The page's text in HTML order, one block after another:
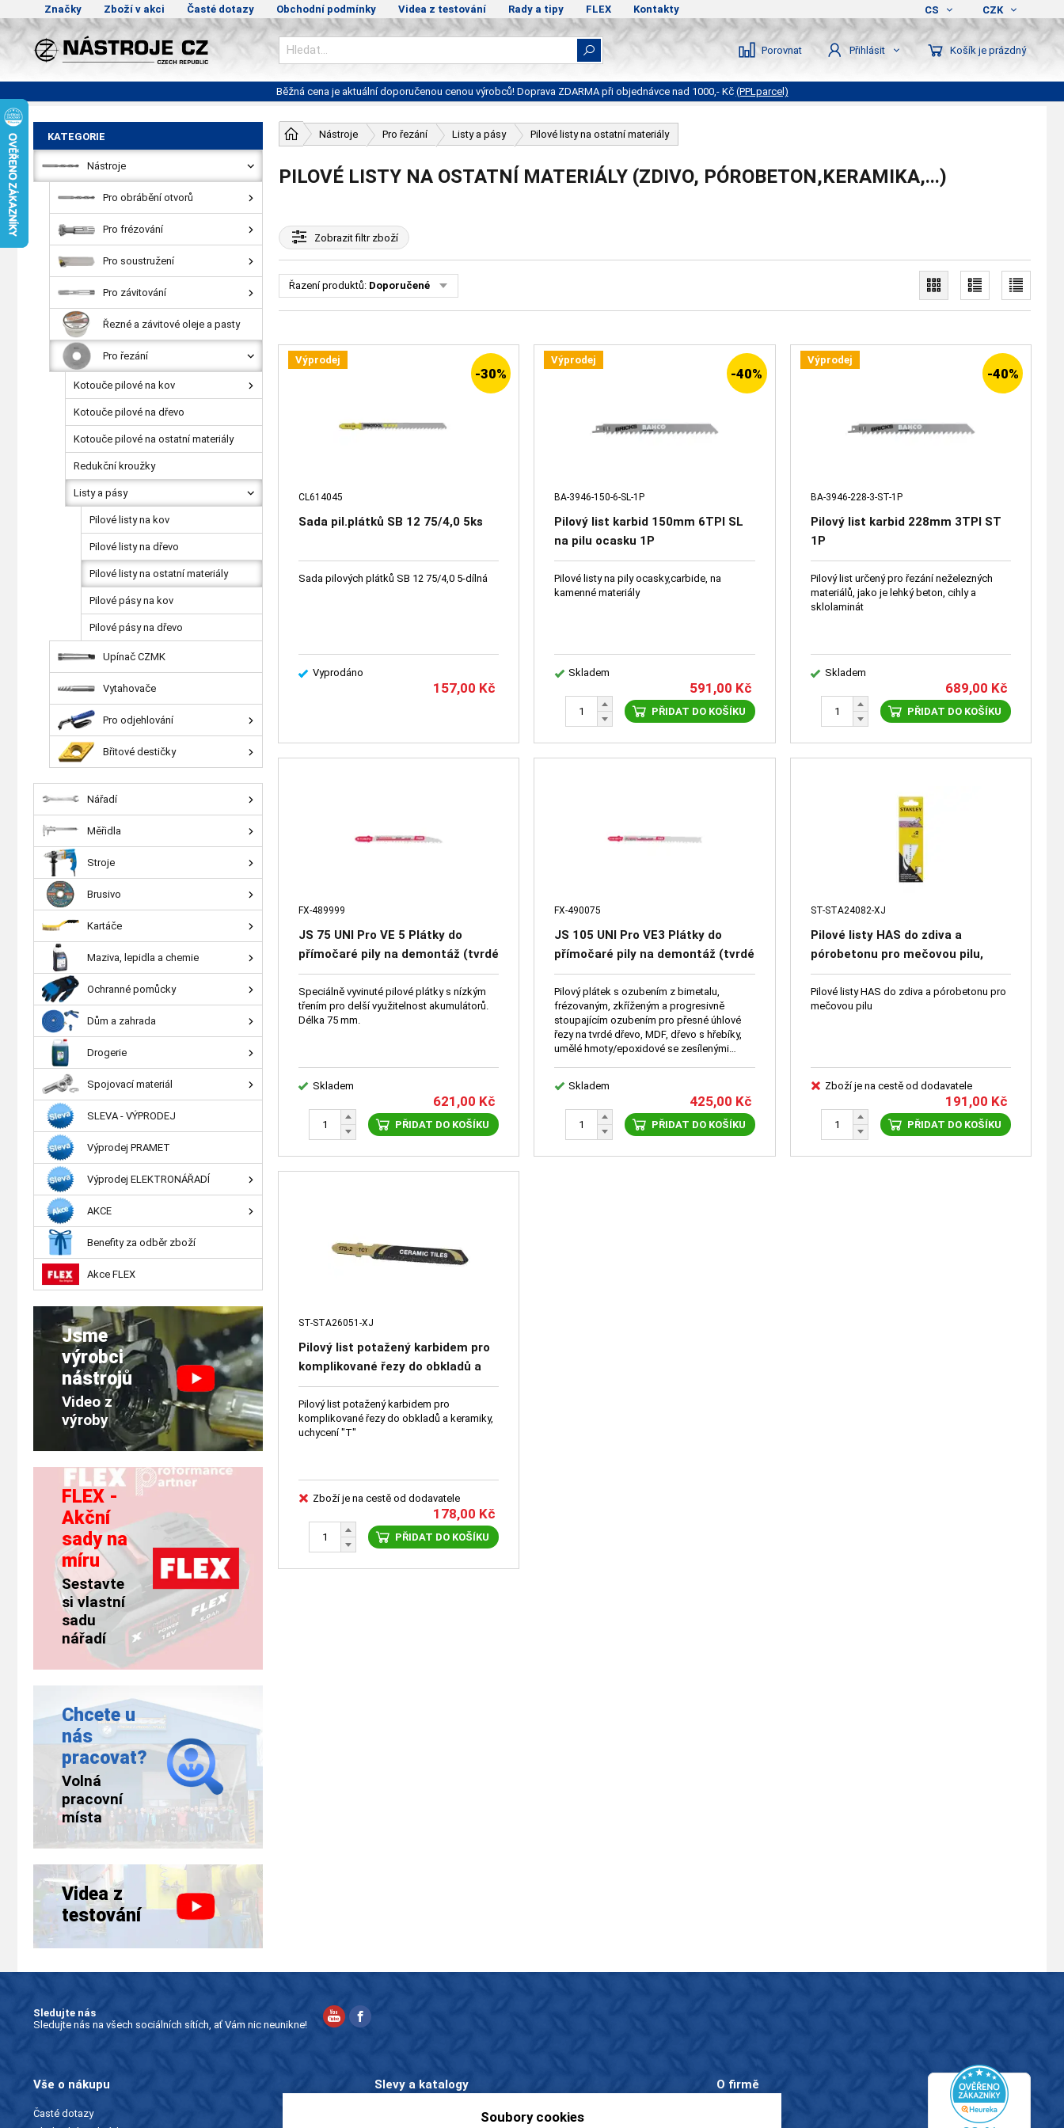
Značky Zboží v akci Časté dotazy Obchodní podmínky Videa z testování Rady a tipy FLEX Kontakty CS CZK
Porovnat Přihlásit Košík je prázdný
Běžná cena je aktuální doporučenou cenou výrobců! Doprava ZDARMA při objednávce nad 1000,- Kč (PPLparcel)
Nástroje Pro řezání Listy a pásy Pilové listy na ostatní materiály
PILOVÉ LISTY NA OSTATNÍ MATERIÁLY (ZDIVO, PÓROBETON,KERAMIKA,...)
Zobrazitfiltr zboží
Řazení produktů: Doporučené
Výprodej
-30%
CL614045
Sada pil.plátků SB 12 75/4,0 5ks
Sada pilových plátků SB 12 75/4,0 5-dílná
Vyprodáno
157,00 Kč
Výprodej
-40%
BA-3946-150-6-SL-1P
Pilový list karbid 150mm 6TPI SL
na pilu ocasku 1P
Pilové listy na pily ocasky,carbide, na
kamenné materiály
Skladem
591,00 Kč
PŘIDAT DO KOŠÍKU
Výprodej
-40%
BA-3946-228-3-ST-1P
Pilový list karbid 228mm 3TPI ST
1P
Pilový list určený pro řezání neželezných
materiálů, jako je lehký beton, cihly a
sklolaminát
Skladem
689,00 Kč
PŘIDAT DO KOŠÍKU
FX-489999
JS 75 UNI Pro VE 5 Plátky do
přímočaré pily na demontáž (tvrdé
dřevo s hřebíky, MDF,
plasty/epoxidy se zesílenými
vlákny)
Speciálně vyvinuté pilové plátky s nízkým
třením pro delší využitelnost akumulátorů.
Délka 75 mm.
Skladem
621,00 Kč
PŘIDAT DO KOŠÍKU
FX-490075
JS 105 UNI Pro VE3 Plátky do
přímočaré pily na demontáž (tvrdé
dřevo s hřebíky, MDF,
plasty/epoxidy se zesílenými
vlákny)
Pilový plátek s ozubením z bimetalu,
frézovaným, zkříženým a progresivně
stoupajícím ozubením pro přesné úhlové
řezy na tvrdé dřevo, MDF, dřevo s hřebíky,
umělé hmoty/epoxidové se zesílenými
Skladem
425,00 Kč
PŘIDAT DO KOŠÍKU
ST-STA24082-XJ
Pilové listy HAS do zdiva a
pórobetonu pro mečovou pilu,
délka 152 mm, rozteč 4,2 mm, 2 ks
Pilové listy HAS do zdiva a pórobetonu pro
mečovou pilu
Zboží je na cestě od dodavatele
191,00 Kč
PŘIDAT DO KOŠÍKU
ST-STA26051-XJ
Pilový list potažený karbidem pro
komplikované řezy do obkladů a
keramiky, uchycení "T" tl. 5-10 mm
Pilový list potažený karbidem pro
komplikované řezy do obkladů a keramiky,
uchycení "T"
Zboží je na cestě od dodavatele
178,00 Kč
PŘIDAT DO KOŠÍKU
KATEGORIE
Nástroje
Pro obrábění otvorů
Pro frézování
Pro soustružení
Pro závitování
Řezné a závitové oleje a pasty
Pro řezání
Kotouče pilové na kov
Kotouče pilové na dřevo
Kotouče pilové na ostatní materiály
Redukční kroužky
Listy a pásy
Pilové listy na kov
Pilové listy na dřevo
Pilové listy na ostatní materiály
Pilové pásy na kov
Pilové pásy na dřevo
Upínač CZMK
Vytahovače
Pro odjehlování
Břitové destičky
Nářadí
Měřidla
Stroje
Brusivo
Kartáče
Maziva, lepidla a chemie
Ochranné pomůcky
Dům a zahrada
Drogerie
Spojovací materiál
SLEVA - VÝPRODEJ
Výprodej PRAMET
Výprodej ELEKTRONÁŘADÍ
AKCE
Benefity za odběr zboží
Akce FLEX
Jsme
výrobci
nástrojů
Video z
výroby
FLEX -
Akční
sady na
míru
Sestavte
si vlastní
sadu
nářadí
Chcete u
nás
pracovat?
Volná
pracovní
místa
Videa z
testování
Sledujte nás
Sledujte nás na všech sociálních sítích, ať Vám nic neunikne!
Vše o nákupu
Časté dotazy
Slevy a katalogy O firmě
Soubory cookies